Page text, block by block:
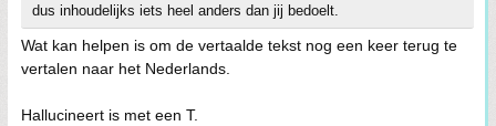
dus inhoudelijks iets heel anders dan jij bedoelt.
Wat kan helpen is om de vertaalde tekst nog een keer terug te
vertalen naar het Nederlands.
Hallucineert is met een T.